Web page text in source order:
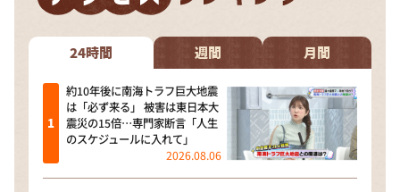
24時間 週間 月間
約10年後に南海トラフ巨大地震
は「必ず来る」 被害は東日本大
震災の15倍…専門家断言「人生
のスケジュールに入れて」
2026.08.06